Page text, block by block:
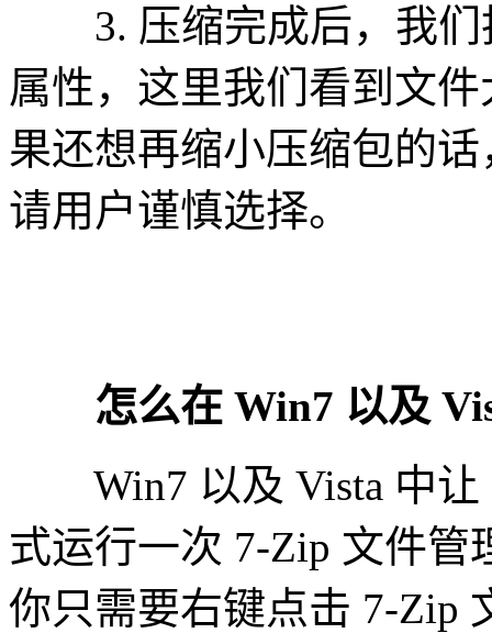
3. 压缩完成后，我们
属性，这里我们看到文
果还想再缩小压缩包的
请用户谨慎选择。
怎么在 Win7 以及
Win7 以及 Vista 中让
式运行一次 7-Zip 文件
你只需要右键点击 7-Zip